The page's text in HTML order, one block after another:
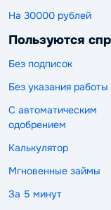
На 30000 рублей
Пользуются
Без подписок
Без указания работы
С автоматическим
одобрением
Калькулятор
Мгновенные займы
За 5 минут